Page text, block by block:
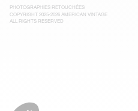
PHOTOGRAPHIES RETOUCHÉES
COPYRIGHT 2025-2026 AMERICAN VINTAGE
ALL RIGHTS RESERVED